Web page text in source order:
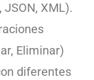
XML).
Eliminar)
diferentes